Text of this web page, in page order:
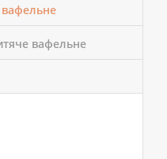
вафельне